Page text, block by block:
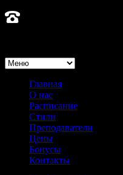
Главная
О нас
Расписание
Стили
Преподаватели
Цены
Бонусы
Контакты